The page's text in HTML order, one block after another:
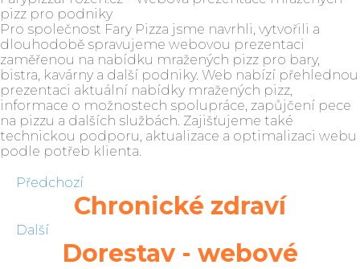
pizz pro podniky
Pro společnost Fary Pizza jsme navrhli, vytvořili a
dlouhodobě spravujeme webovou prezentaci
zaměřenou na nabídku mražených pizz pro bary,
bistra, kavárny a další podniky. Web nabízí přehlednou
prezentaci aktuální nabídky mražených pizz,
informace o možnostech spolupráce, zapůjčení pece
na pizzu a dalších službách. Zajišťujeme také
technickou podporu, aktualizace a optimalizaci webu
podle potřeb klienta.
Předchozí
Chronické zdraví
Další
Dorestav - webové